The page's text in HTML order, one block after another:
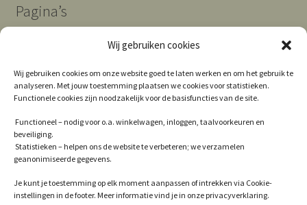
Wij gebruiken cookies
Wij gebruiken cookies om onze website goed te laten werken en om het gebruik te
analyseren. Met jouw toestemming plaatsen we cookies voor statistieken.
Functionele cookies zijn noodzakelijk voor de basisfuncties van de site.
Functioneel – nodig voor o.a. winkelwagen, inloggen, taalvoorkeuren en
beveiliging.
Statistieken – helpen ons de website te verbeteren; we verzamelen
geanonimiseerde gegevens.
Je kunt je toestemming op elk moment aanpassen of intrekken via Cookie-
instellingen in de footer. Meer informatie vind je in onze privacyverklaring.
Pagina’s
Contact
Privacy